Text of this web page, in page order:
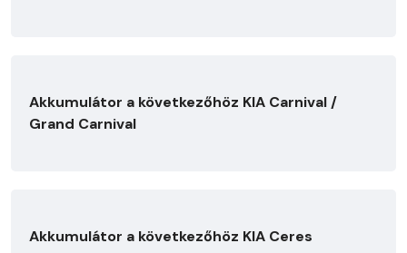
Akkumulátor a következőhöz KIA Carnival /
Grand Carnival
Akkumulátor a következőhöz KIA Ceres